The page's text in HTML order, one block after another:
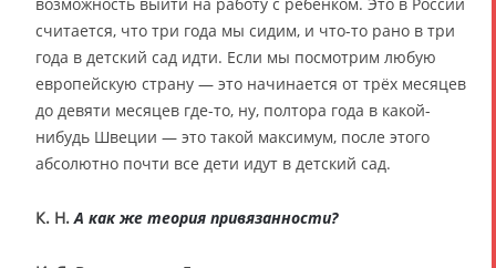
считается, что три года мы сидим, и что-то рано в три
года в детский сад идти. Если мы посмотрим любую
европейскую страну — это начинается от трёх месяцев
до девяти месяцев где-то, ну, полтора года в какой-
нибудь Швеции — это такой максимум, после этого
абсолютно почти все дети идут в детский сад.
К. Н. А как же теория привязанности?